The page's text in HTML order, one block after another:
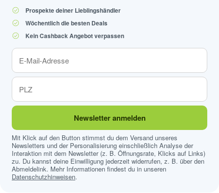
Prospekte deiner Lieblingshändler
Wöchentlich die besten Deals
Kein Cashback Angebot verpassen
Newsletter anmelden
Mit Klick auf den Button stimmst du dem Versand unseres
Newsletters und der Personalisierung einschließlich Analyse der
Interaktion mit dem Newsletter (z. B. Öffnungsrate, Klicks auf Links)
zu. Du kannst deine Einwilligung jederzeit widerrufen, z. B. über den
Abmeldelink. Mehr Informationen findest du in unseren
Datenschutzhinweisen.